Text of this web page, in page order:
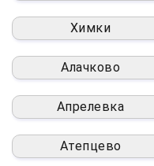
Химки
Алачково
Апрелевка
Атепцево